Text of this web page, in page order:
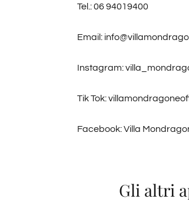
Tel.: 06 94019400
Email:
Instagram:
Tik Tok:
Facebook: Villa
Gli altri